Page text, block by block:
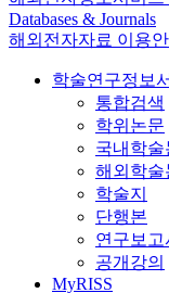
Databases & Journals
해외전자자료 이용
학술연구정보
통합검색
학위논문
국내학술
해외학술
학술지
단행본
연구보고
공개강의
MyRISS